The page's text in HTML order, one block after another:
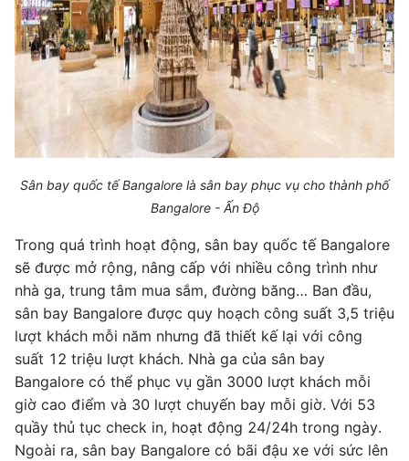
Sân bay quốc tế Bangalore là sân bay phục vụ cho thành phố
Bangalore - Ấn Độ
Trong quá trình hoạt động, sân bay quốc tế Bangalore
sẽ được mở rộng, nâng cấp với nhiều công trình như
nhà ga, trung tâm mua sắm, đường băng… Ban đầu,
sân bay Bangalore được quy hoạch công suất 3,5 triệu
lượt khách mỗi năm nhưng đã thiết kế lại với công
suất 12 triệu lượt khách. Nhà ga của sân bay
Bangalore có thể phục vụ gần 3000 lượt khách mỗi
giờ cao điểm và 30 lượt chuyến bay mỗi giờ. Với 53
quầy thủ tục check in, hoạt động 24/24h trong ngày.
Ngoài ra, sân bay Bangalore có bãi đậu xe với sức lên